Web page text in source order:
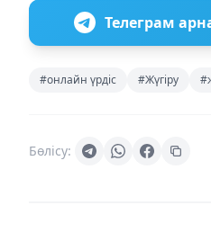
Телеграм
#онлайн үрдіс #Жүгіру
Бөлісу: